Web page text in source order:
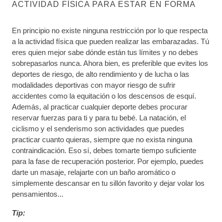
ACTIVIDAD FÍSICA PARA ESTAR EN FORMA
En principio no existe ninguna restricción por lo que respecta
a la actividad física que pueden realizar las embarazadas. Tú
eres quien mejor sabe dónde están tus límites y no debes
sobrepasarlos nunca. Ahora bien, es preferible que evites los
deportes de riesgo, de alto rendimiento y de lucha o las
modalidades deportivas con mayor riesgo de sufrir
accidentes como la equitación o los descensos de esquí.
Además, al practicar cualquier deporte debes procurar
reservar fuerzas para ti y para tu bebé. La natación, el
ciclismo y el senderismo son actividades que puedes
practicar cuanto quieras, siempre que no exista ninguna
contraindicación. Eso sí, debes tomarte tiempo suficiente
para la fase de recuperación posterior. Por ejemplo, puedes
darte un masaje, relajarte con un baño aromático o
simplemente descansar en tu sillón favorito y dejar volar los
pensamientos...
Tip: